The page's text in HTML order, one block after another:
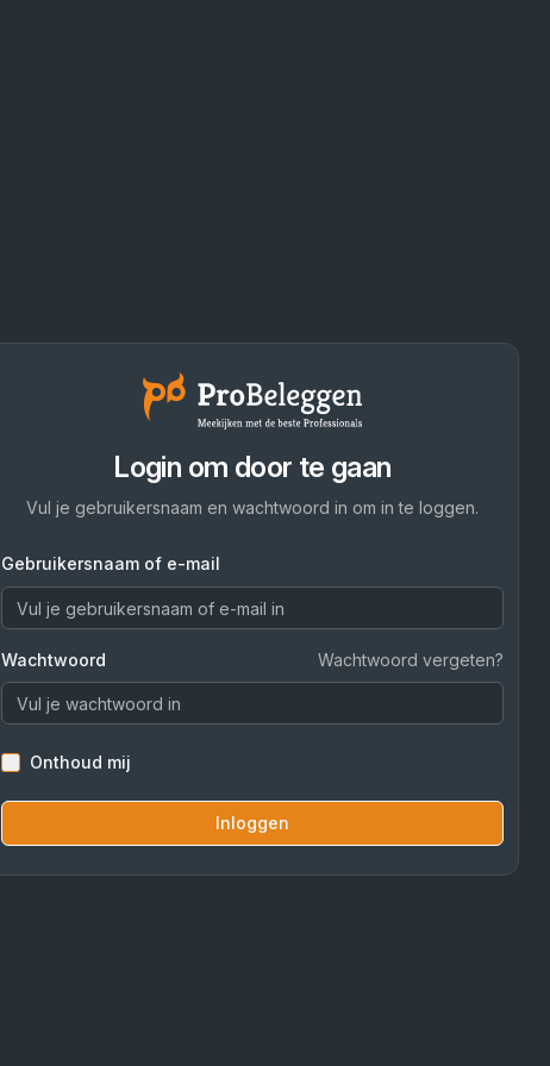
Login om door te gaan
Vul je gebruikersnaam en wachtwoord in om in te loggen.
Gebruikersnaam of e-mail
Wachtwoord Wachtwoord vergeten?
Onthoud mij
Inloggen